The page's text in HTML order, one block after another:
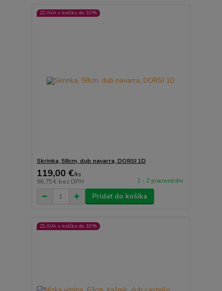
ZĽAVA v košíku do 10%
Skrinka, 58cm, dub navarra, DORSI 1D
119,00 €/ks
96,75 € bez DPH 1 - 2 pracovné dni
Pridať do košíka
ZĽAVA v košíku do 10%